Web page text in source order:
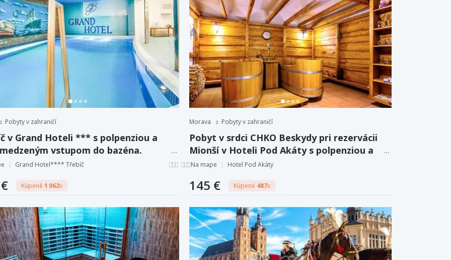
Pobyty v zahraničí
v Grand Hoteli *** s polpenziou a
vstupom do bazéna.
Grand Hotel**** Třebíč
Kúpené 1 062x
Morava Pobyty v zahraničí
Pobyt v srdci CHKO Beskydy pri rezervácii
Mionší v Hoteli Pod Akáty s polpenziou a
zľavou na pivné kúpele.
Na mape Hotel Pod Akáty
145 € Kúpené 487x